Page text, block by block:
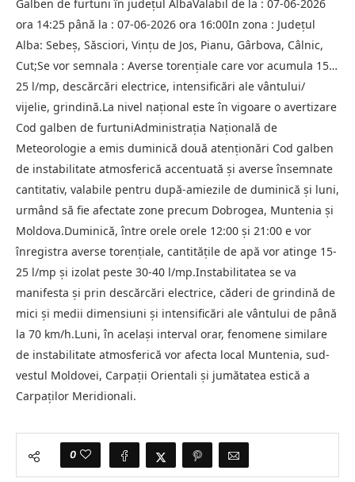
Galben de furtuni în județul AlbaValabil de la : 07-06-2026
ora 14:25 până la : 07-06-2026 ora 16:00In zona : Județul
Alba: Sebeș, Săsciori, Vințu de Jos, Pianu, Gârbova, Câlnic,
Cut;Se vor semnala : Averse torențiale care vor acumula 15…
25 l/mp, descărcări electrice, intensificări ale vântului/
vijelie, grindină.La nivel național este în vigoare o avertizare
Cod galben de furtuniAdministrația Națională de
Meteorologie a emis duminică două atenționări Cod galben
de instabilitate atmosferică accentuată și averse însemnate
cantitativ, valabile pentru după-amiezile de duminică și luni,
urmând să fie afectate zone precum Dobrogea, Muntenia și
Moldova.Duminică, între orele orele 12:00 și 21:00 e vor
înregistra averse torențiale, cantitățile de apă vor atinge 15-
25 l/mp și izolat peste 30-40 l/mp.Instabilitatea se va
manifesta și prin descărcări electrice, căderi de grindină de
mici și medii dimensiuni și intensificări ale vântului de până
la 70 km/h.Luni, în același interval orar, fenomene similare
de instabilitate atmosferică vor afecta local Muntenia, sud-
vestul Moldovei, Carpații Orientali și jumătatea estică a
Carpaților Meridionali.
0